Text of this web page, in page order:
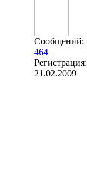
Сообщений:
464
Регистрация:
21.02.2009